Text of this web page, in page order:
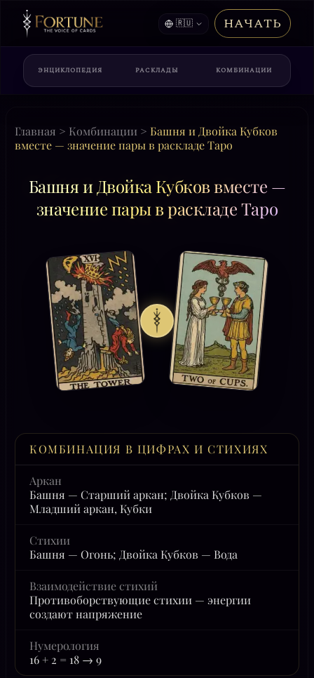
🇷🇺 НАЧАТЬ
ЭНЦИКЛОПЕДИЯ РАСКЛАДЫ КОМБИНАЦИИ
Главная > Комбинации > Башня и Двойка Кубков
вместе — значение пары в раскладе Таро
Башня и Двойка Кубков вместе —
значение пары в раскладе Таро
КОМБИНАЦИЯ В ЦИФРАХ И СТИХИЯХ
Аркан
Башня — Старший аркан; Двойка Кубков —
Младший аркан, Кубки
Стихии
Башня — Огонь; Двойка Кубков — Вода
Взаимодействие стихий
Противоборствующие стихии — энергии
создают напряжение
Нумерология
16 + 2 = 18 → 9